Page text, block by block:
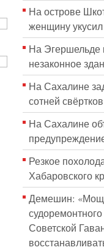
На острове
женщину
На Эгершельде
незаконное
На Сахалине
сотней свёртков
На Сахалине
Резкое
Хабаровского
Демешин:
Советской